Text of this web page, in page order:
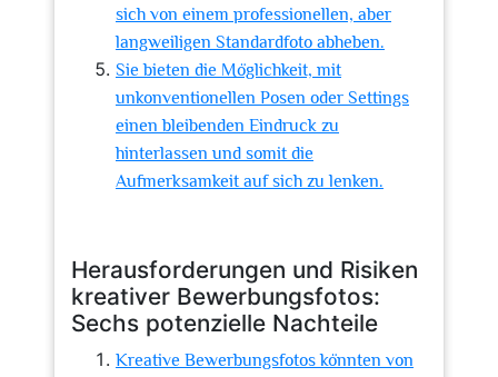
sich von einem professionellen, aber
langweiligen Standardfoto abheben.
Sie bieten die Möglichkeit, mit
unkonventionellen Posen oder Settings
einen bleibenden Eindruck zu
hinterlassen und somit die
Aufmerksamkeit auf sich zu lenken.
Herausforderungen und Risiken
kreativer Bewerbungsfotos:
Sechs potenzielle Nachteile
Kreative Bewerbungsfotos könnten von